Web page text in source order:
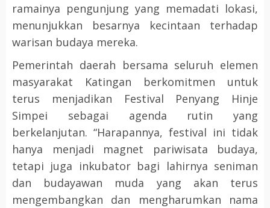
ramainya pengunjung yang memadati lokasi,
menunjukkan besarnya kecintaan terhadap
warisan budaya mereka.
Pemerintah daerah bersama seluruh elemen
masyarakat Katingan berkomitmen untuk
terus menjadikan Festival Penyang Hinje
Simpei sebagai agenda rutin yang
berkelanjutan. “Harapannya, festival ini tidak
hanya menjadi magnet pariwisata budaya,
tetapi juga inkubator bagi lahirnya seniman
dan budayawan muda yang akan terus
mengembangkan dan mengharumkan nama